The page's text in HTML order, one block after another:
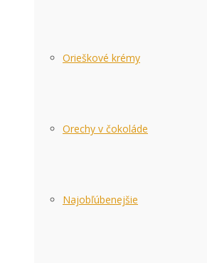
Orieškové krémy
Orechy v čokoláde
Najobľúbenejšie